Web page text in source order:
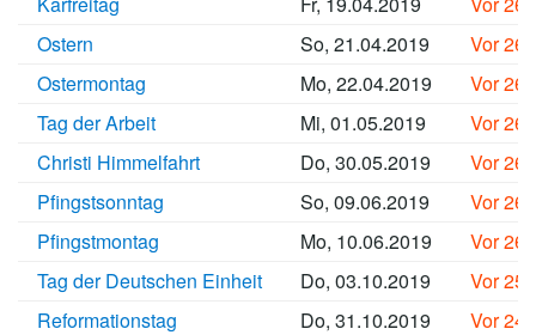
Ostern
So, 21.04.2019
Vor
Ostermontag
Mo, 22.04.2019
Vor
Tag der Arbeit
Mi, 01.05.2019
Vor
Christi Himmelfahrt
Do, 30.05.2019
Vor
Pfingstsonntag
So, 09.06.2019
Vor
Pfingstmontag
Mo, 10.06.2019
Vor
Tag der Deutschen Einheit
Do, 03.10.2019
Vor
Reformationstag
Do, 31.10.2019
Vor